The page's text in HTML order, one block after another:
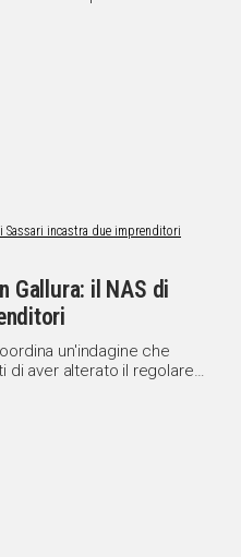
Gallura: il NAS di
un'indagine che
di aver alterato il regolare
il 2024 e il 2025